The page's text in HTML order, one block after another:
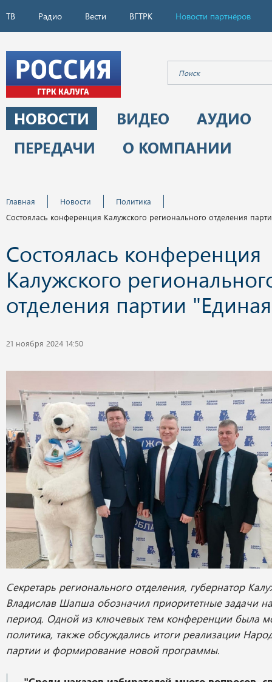
ТВ Радио Вести ВГТРК Новости партнёров
НОВОСТИ ВИДЕО
АУДИО
ПЕРЕДАЧИ
О КОМПАНИИ
Главная Новости
Политика
Состоялась конференция Калужского регионального отделения
Состоялась конференция
Калужского
отделения партии
21 ноября 2024 14:50
Секретарь регионального отделения, губернатор
Владислав Шапша обозначил приоритетные задачи
период. Одной из ключевых тем конференции была
политика, также обсуждались итоги реализации
партии и формирование новой программы.